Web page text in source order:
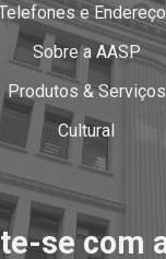
e
Sobre a AASP
Produtos & Serviços
Cultural
se com